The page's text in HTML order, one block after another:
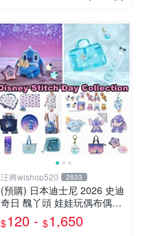
汪將wjshop520 2633
(預購) 日本迪士尼 2026 史迪
奇日 醜丫頭 娃娃玩偶布偶吊
飾鑰匙圈 涼毯 托特包置物包
購物袋 毛巾貼紙公仔盲盒
$120 - $1,650